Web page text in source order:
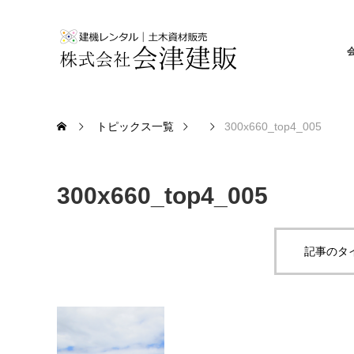
トピックス一覧 300x660_top4_005
300x660_top4_005
記事のタ